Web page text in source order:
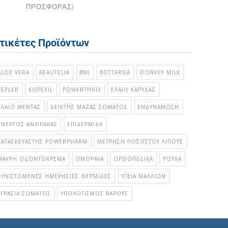
ΠΡΟΣΦΟΡΑΣ)
Προϊόντων
VERA BEAUTELIA BMI BOTTARGA DONKEY MILK
KOPEXIL POWERTHRIX ΈΛΑΙΟ ΚΑΡΎΔΑΣ
ΜΈΝΤΑΣ ΔΕΊΚΤΗΣ ΜΆΖΑΣ ΣΏΜΑΤΟΣ ΕΝΔΥΝΆΜΩΣΗ
ΆΝΘΡΑΚΑΣ ΕΠΙΔΕΡΜΊΔΑ
POWERPHARM ΜΈΤΡΗΣΗ ΠΟΣΟΣΤΟΎ ΛΊΠΟΥΣ
ΟΔΟΝΤΌΚΡΕΜΑ ΟΜΟΡΦΙΆ ΟΡΘΟΠΕΔΙΚΆ ΡΟΎΧΑ
ΗΜΕΡΉΣΙΕΣ ΘΕΡΜΊΔΕΣ ΥΓΕΊΑ ΜΑΛΛΙΏΝ
ΣΏΜΑΤΟΣ ΥΠΟΛΟΓΙΣΜΌΣ ΒΆΡΟΥΣ